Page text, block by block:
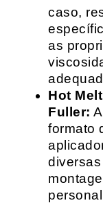
caso,
as
Hot
Fuller:
formato